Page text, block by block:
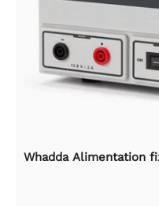
Whadda Alimentation